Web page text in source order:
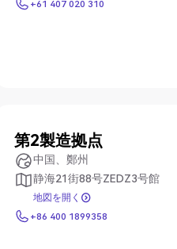
+61 407 020 310
第2製造拠点
中国、鄭州
静海21街88号ZEDZ3号館
地図を開く
地図を開く
+86 400 1899358